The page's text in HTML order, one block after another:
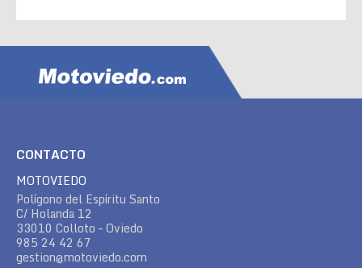
CONTACTO
MOTOVIEDO
Polígono del Espíritu Santo
C/ Holanda 12
33010 Colloto – Oviedo
985 24 42 67
gestion@motoviedo.com